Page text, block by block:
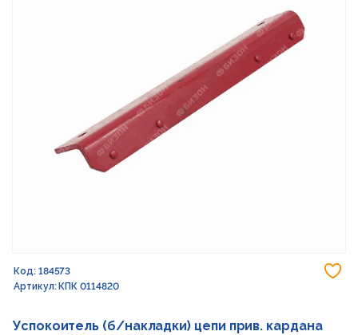
Код: 184573
Артикул: КПК 0114820
Успокоитель (б/накладки) цепи прив. кардана